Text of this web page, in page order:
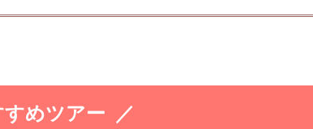
すめツアー